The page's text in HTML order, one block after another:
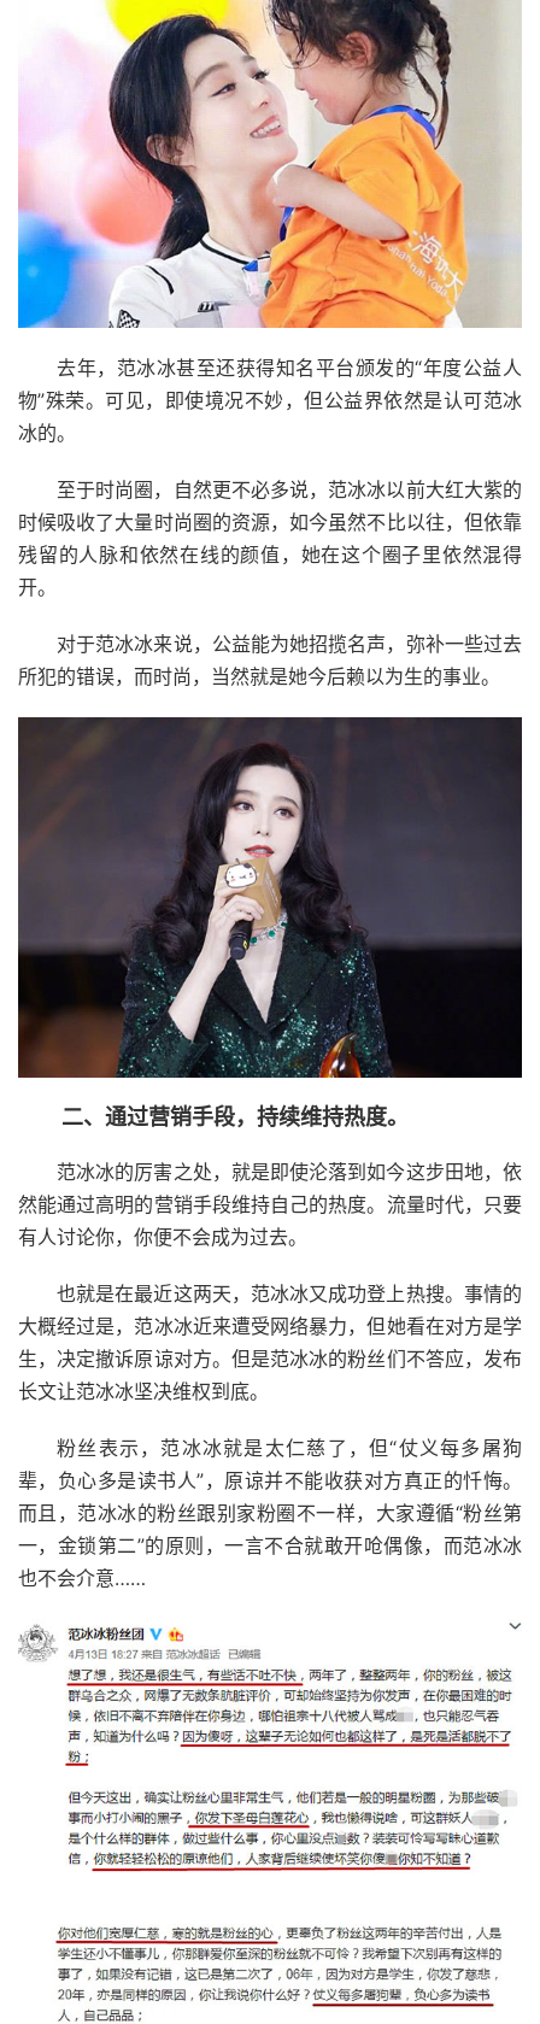
去年，范冰冰甚至还获得知名平台颁发的“年度公益人
物”殊荣。可见，即使境况不妙，但公益界依然是认可范冰
冰的。
至于时尚圈，自然更不必多说，范冰冰以前大红大紫的
时候吸收了大量时尚圈的资源，如今虽然不比以往，但依靠
残留的人脉和依然在线的颜值，她在这个圈子里依然混得
开。
对于范冰冰来说，公益能为她招揽名声，弥补一些过去
所犯的错误，而时尚，当然就是她今后赖以为生的事业。
二、通过营销手段，持续维持热度。
范冰冰的厉害之处，就是即使沦落到如今这步田地，依
然能通过高明的营销手段维持自己的热度。流量时代，只要
有人讨论你，你便不会成为过去。
也就是在最近这两天，范冰冰又成功登上热搜。事情的
大概经过是，范冰冰近来遭受网络暴力，但她看在对方是学
生，决定撤诉原谅对方。但是范冰冰的粉丝们不答应，发布
长文让范冰冰坚决维权到底。
粉丝表示，范冰冰就是太仁慈了，但“仗义每多屠狗
辈，负心多是读书人”，原谅并不能收获对方真正的忏悔。
而且，范冰冰的粉丝跟别家粉圈不一样，大家遵循“粉丝第
一，金锁第二”的原则，一言不合就敢开呛偶像，而范冰冰
也不会介意……